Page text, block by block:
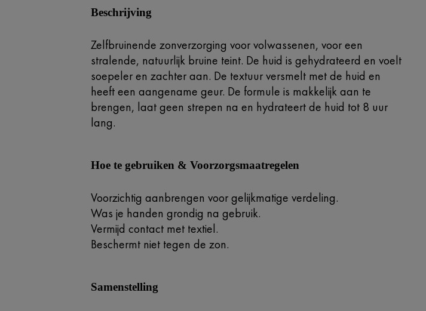
Beschrijving
Zelfbruinende zonverzorging voor volwassenen, voor een
stralende, natuurlijk bruine teint. De huid is gehydrateerd en voelt
soepeler en zachter aan. De textuur versmelt met de huid en
heeft een aangename geur. De formule is makkelijk aan te
brengen, laat geen strepen na en hydrateert de huid tot 8 uur
lang.
Hoe te gebruiken & Voorzorgsmaatregelen
Voorzichtig aanbrengen voor gelijkmatige verdeling.
Was je handen grondig na gebruik.
Vermijd contact met textiel.
Beschermt niet tegen de zon.
Samenstelling